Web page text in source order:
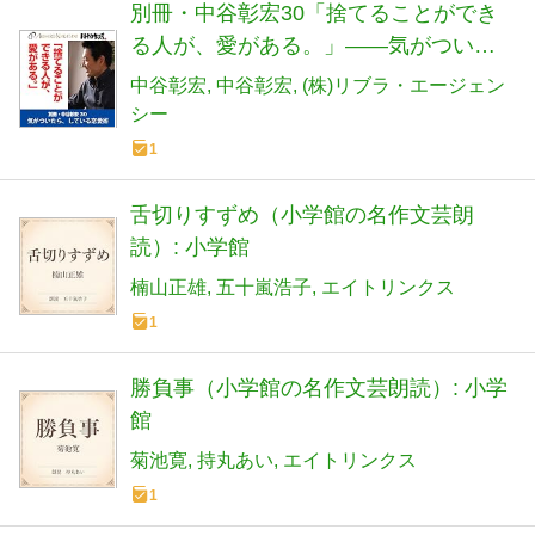
別冊・中谷彰宏30「捨てることができ
る人が、愛がある。」――気がついた
ら、している恋愛術
中谷彰宏 中谷彰宏 (株)リブラ・エージェン
シー
1
舌切りすずめ（小学館の名作文芸朗
読）: 小学館
楠山正雄 五十嵐浩子 エイトリンクス
1
勝負事（小学館の名作文芸朗読）: 小学
館
菊池寛 持丸あい エイトリンクス
1